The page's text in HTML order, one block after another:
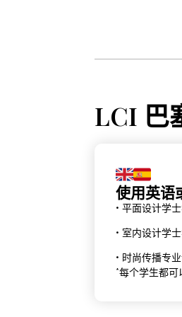
LCI 巴
使用英语
• 平面设计学
• 室内设计学
• 时尚传播专
*每个学生都